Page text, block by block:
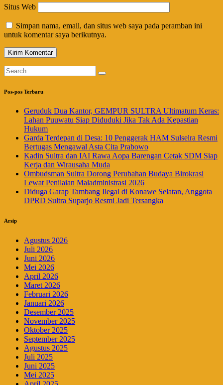
Situs Web
Simpan nama, email, dan situs web saya pada peramban ini
untuk komentar saya berikutnya.
Pos-pos Terbaru
Geruduk Dua Kantor, GEMPUR SULTRA Ultimatum Keras:
Lahan Puuwatu Siap Diduduki Jika Tak Ada Kepastian
Hukum
Garda Terdepan di Desa: 10 Penggerak HAM Sulselra Resmi
Bertugas Mengawal Asta Cita Prabowo
Kadin Sultra dan IAI Rawa Aopa Barengan Cetak SDM Siap
Kerja dan Wirausaha Muda
Ombudsman Sultra Dorong Perubahan Budaya Birokrasi
Lewat Penilaian Maladministrasi 2026
Diduga Garap Tambang Ilegal di Konawe Selatan, Anggota
DPRD Sultra Suparjo Resmi Jadi Tersangka
Arsip
Agustus 2026
Juli 2026
Juni 2026
Mei 2026
April 2026
Maret 2026
Februari 2026
Januari 2026
Desember 2025
November 2025
Oktober 2025
September 2025
Agustus 2025
Juli 2025
Juni 2025
Mei 2025